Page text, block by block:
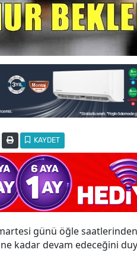
KAYDET
günü öğle saatlerinden
kadar devam edeceğini